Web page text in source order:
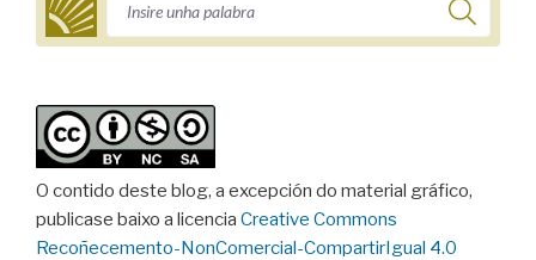
O contido deste blog, a excepción do material gráfico,
publicase baixo a licencia Creative Commons
Recoñecemento-NonComercial-CompartirIgual 4.0